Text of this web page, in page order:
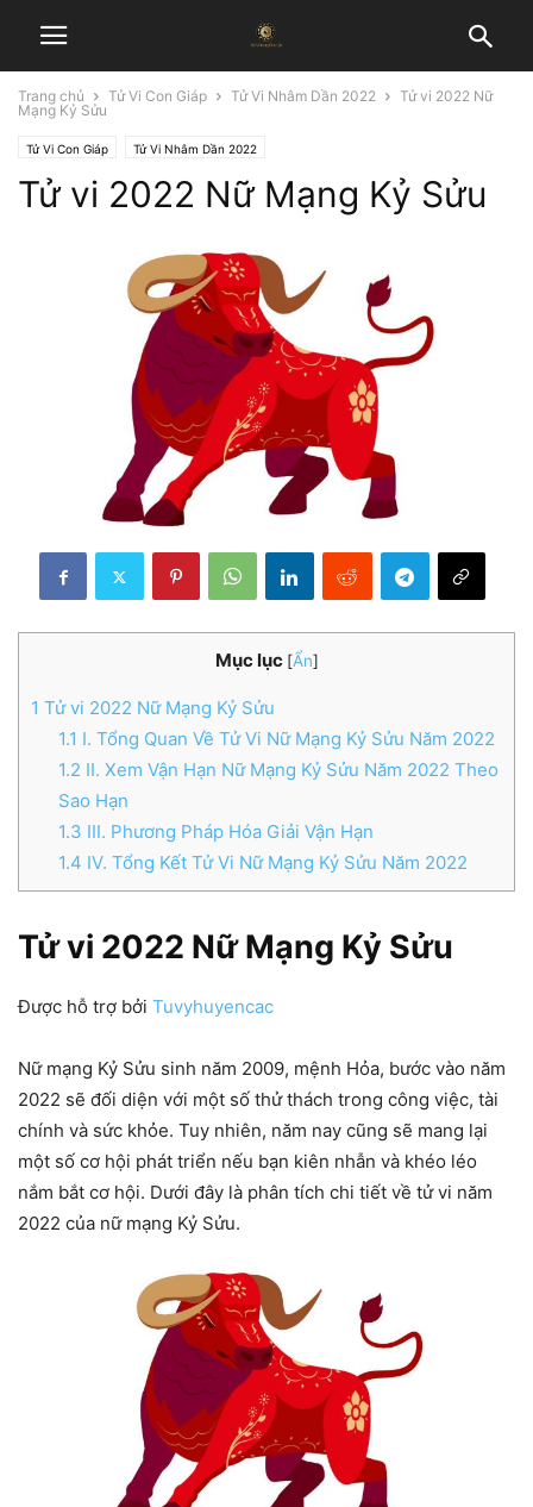
Trang chủ Tử Vi Con Giáp Tử Vi Nhâm Dần 2022
Tử vi 2022 Nữ
Mạng Kỷ Sửu
Tử Vi Con Giáp Tử Vi Nhâm Dần 2022
Tử vi 2022 Nữ Mạng Kỷ Sửu
Mục lục [Ẩn]
1 Tử vi 2022 Nữ Mạng Kỷ Sửu
1.1 I. Tổng Quan Về Tử Vi Nữ Mạng Kỷ Sửu Năm 2022
1.2 II. Xem Vận Hạn Nữ Mạng Kỷ Sửu Năm 2022 Theo
Sao Hạn
1.3 III. Phương Pháp Hóa Giải Vận Hạn
1.4 IV. Tổng Kết Tử Vi Nữ Mạng Kỷ Sửu Năm 2022
Tử vi 2022 Nữ Mạng Kỷ Sửu
Được hỗ trợ bởi Tuvyhuyencac
Nữ mạng Kỷ Sửu sinh năm 2009, mệnh Hỏa, bước vào năm
2022 sẽ đối diện với một số thử thách trong công việc, tài
chính và sức khỏe. Tuy nhiên, năm nay cũng sẽ mang lại
một số cơ hội phát triển nếu bạn kiên nhẫn và khéo léo
nắm bắt cơ hội. Dưới đây là phân tích chi tiết về tử vi năm
2022 của nữ mạng Kỷ Sửu.